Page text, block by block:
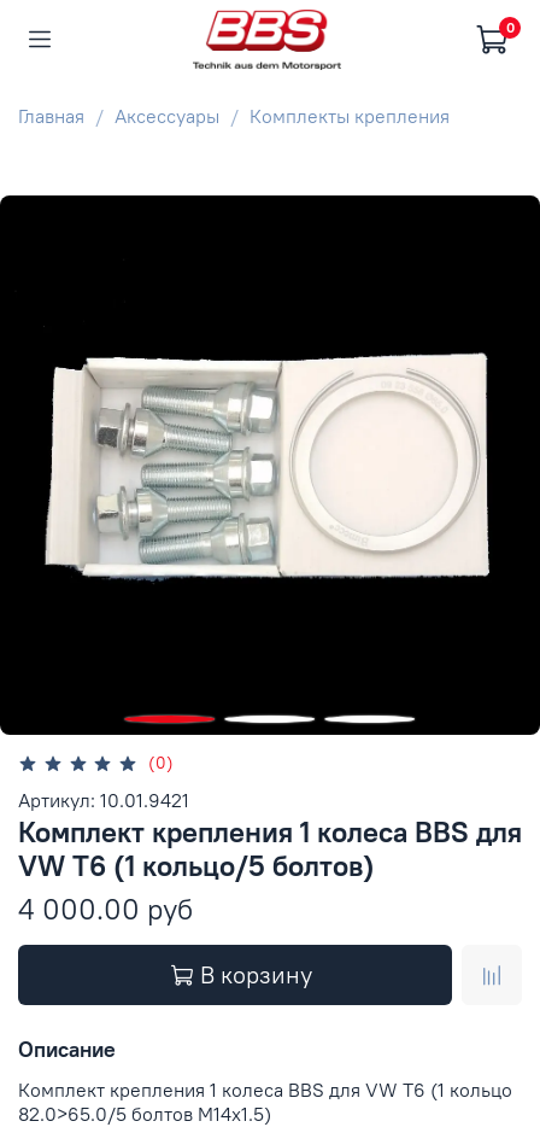
0
Главная Аксессуары Комплекты крепления
(0)
Артикул: 10.01.9421
Комплект крепления 1 колеса BBS для
VW T6 (1 кольцо/5 болтов)
4 000.00 руб
В корзину
Описание
Комплект крепления 1 колеса BBS для VW T6 (1 кольцо
82.0>65.0/5 болтов M14x1.5)